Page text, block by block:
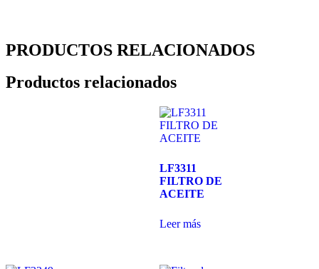
PRODUCTOS RELACIONADOS
Productos relacionados
LF3311
FILTRO DE
ACEITE
Leer más